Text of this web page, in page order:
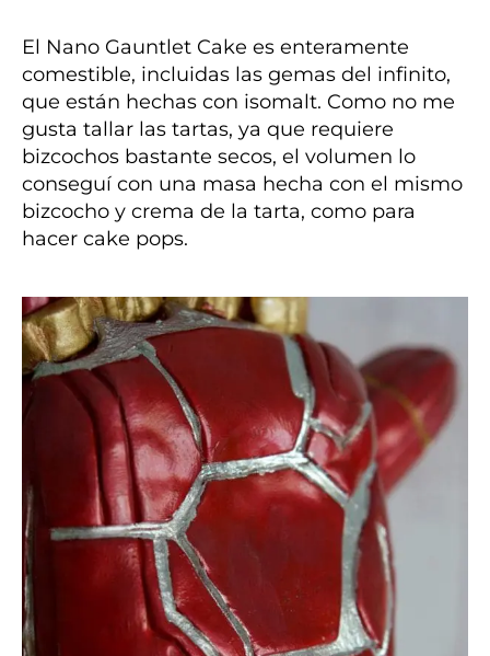
El Nano Gauntlet Cake es enteramente
comestible, incluidas las gemas del infinito,
que están hechas con isomalt. Como no me
gusta tallar las tartas, ya que requiere
bizcochos bastante secos, el volumen lo
conseguí con una masa hecha con el mismo
bizcocho y crema de la tarta, como para
hacer cake pops.